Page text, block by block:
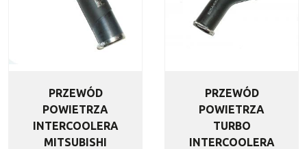
PRZEWÓD
POWIETRZA
INTERCOOLERA
MITSUBISHI
PRZEWÓD
POWIETRZA
TURBO
INTERCOOLERA